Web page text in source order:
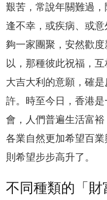
艱苦，常說年關難過
逢不幸，或疾病、或
夠一家團聚，安然歡
以，那種彼此祝福，
大吉大利的意願，確
許。時至今日，香港
會，人們普遍生活富
各業自然更加希望百
則希望步步高升了。
不同種類的「財